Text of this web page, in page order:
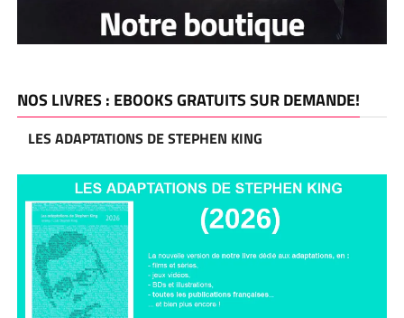
NOS LIVRES : EBOOKS GRATUITS SUR DEMANDE!
LES ADAPTATIONS DE STEPHEN KING